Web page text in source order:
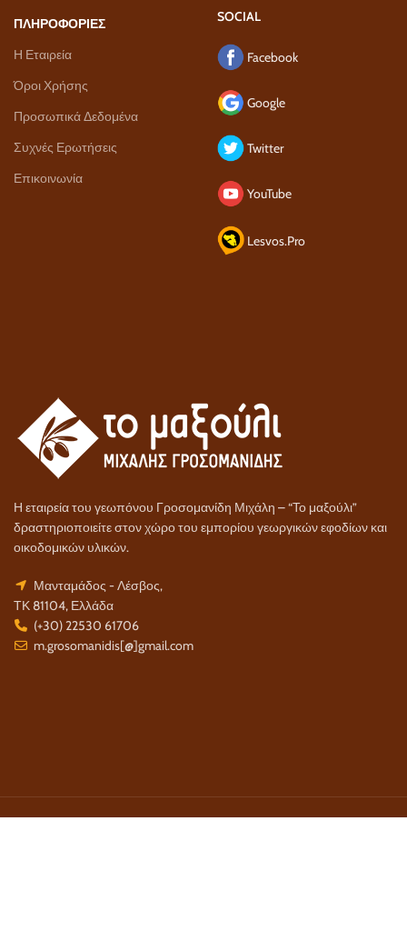
ΠΛΗΡΟΦΟΡΙΕΣ
Η Εταιρεία
Όροι Χρήσης
Προσωπικά Δεδομένα
Συχνές Ερωτήσεις
Επικοινωνία
SOCIAL
Facebook
Google
Twitter
YouTube
Lesvos.Pro
Η εταιρεία του γεωπόνου Γροσομανίδη Μιχάλη – “Το μαξούλι”
δραστηριοποιείτε στον χώρο του εμπορίου γεωργικών εφοδίων και
οικοδομικών υλικών.
Μανταμάδος - Λέσβος,
ΤΚ 81104, Ελλάδα
(+30) 22530 61706
m.grosomanidis[@]gmail.com